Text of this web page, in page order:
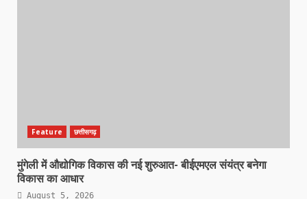
Feature छत्तीसगढ़
मुंगेली में औद्योगिक विकास की नई शुरुआत- बीईएमएल संयंत्र बनेगा
विकास का आधार
August 5, 2026